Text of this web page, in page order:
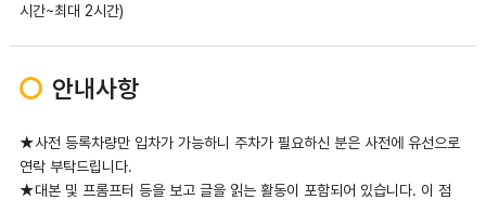
시간~최대 2시간)
안내사항
★사전 등록차량만 입차가 가능하니 주차가 필요하신 분은 사전에 유선으로
연락 부탁드립니다.
★대본 및 프롬프터 등을 보고 글을 읽는 활동이 포함되어 있습니다. 이 점